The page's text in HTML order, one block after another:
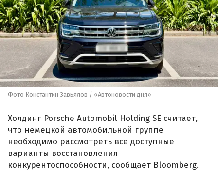
Фото Константин Завьялов / «Автоновости дня»
Холдинг Porsche Automobil Holding SE считает,
что немецкой автомобильной группе
необходимо рассмотреть все доступные
варианты восстановления
конкурентоспособности, сообщает Bloomberg.